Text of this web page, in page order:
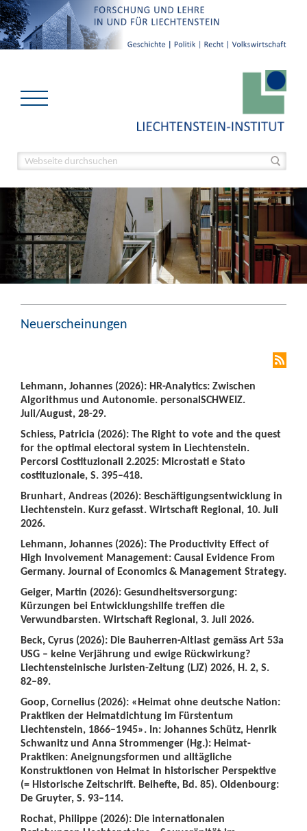
Neuerscheinungen
Lehmann, Johannes (2026): HR-Analytics: Zwischen
Algorithmus und Autonomie. personalSCHWEIZ.
Juli/August, 28-29.
Schiess, Patricia (2026): The Right to vote and the quest
for the optimal electoral system in Liechtenstein.
Percorsi Costituzionali 2.2025: Microstati e Stato
costituzionale, S. 395–418.
Brunhart, Andreas (2026): Beschäftigungsentwicklung in
Liechtenstein. Kurz gefasst. Wirtschaft Regional, 10. Juli
2026.
Lehmann, Johannes (2026): The Productivity Effect of
High Involvement Management: Causal Evidence From
Germany. Journal of Economics & Management Strategy.
Geiger, Martin (2026): Gesundheitsversorgung:
Kürzungen bei Entwicklungshilfe treffen die
Verwundbarsten. Wirtschaft Regional, 3. Juli 2026.
Beck, Cyrus (2026): Die Bauherren-Altlast gemäss Art 53a
USG – keine Verjährung und ewige Rückwirkung?
Liechtensteinische Juristen-Zeitung (LJZ) 2026, H. 2, S.
82–89.
Goop, Cornelius (2026): «Heimat ohne deutsche Nation:
Praktiken der Heimatdichtung im Fürstentum
Liechtenstein, 1866–1945». In: Johannes Schütz, Henrik
Schwanitz und Anna Strommenger (Hg.): Heimat-
Praktiken: Aneignungsformen und alltägliche
Konstruktionen von Heimat in historischer Perspektive
(= Historische Zeitschrift. Beihefte, Bd. 85). Oldenbourg:
De Gruyter, S. 93–114.
Rochat, Philippe (2026): Die internationalen